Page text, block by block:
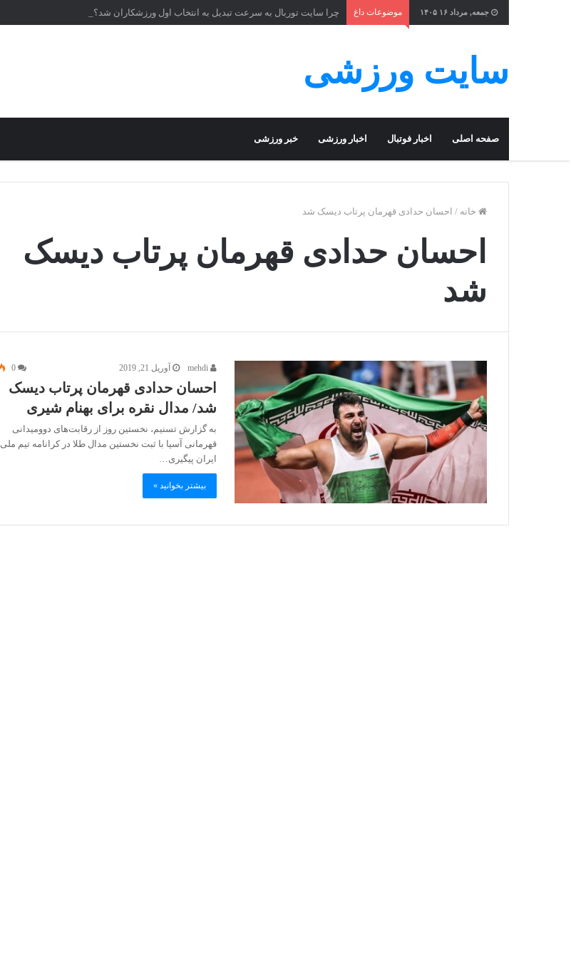
جمعه, مرداد ۱۶ ۱۴۰۵ موضوعات داغ چرا سایت توربال به ‌سرعت تبدیل به انتخاب اول ورزشکاران شد؟
سایت ورزشی
صفحه اصلی اخبار فوتبال اخبار ورزشی خبر ورزشی
خانه / احسان حدادی قهرمان پرتاب دیسک شد
احسان حدادی قهرمان پرتاب دیسک
شد
آوریل 21, 2019
احسان حدادی قهرمان پرتاب دیسک
شد/ مدال نقره برای بهنام شیری
به گزارش تسنیم، نخستین روز از رقابت‌های دوومیدانی
قهرمانی آسیا با ثبت نخستین مدال طلا در کرانامه تیم ملی
ایران پیگیری…
بیشتر بخوانید »